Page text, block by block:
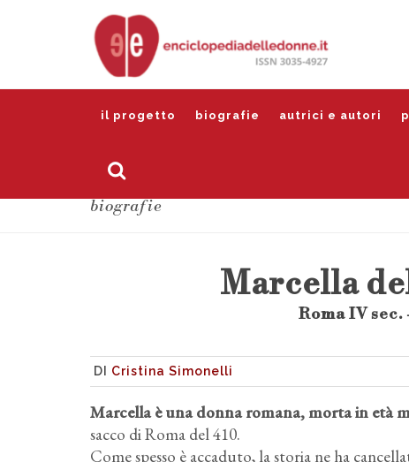
il progetto biografie autrici e autori
biografie
Marcella
Roma IV sec.
DI Cristina Simonelli
Marcella è una donna romana, morta in età
sacco di Roma del 410.
Come spesso è accaduto, la storia ne ha